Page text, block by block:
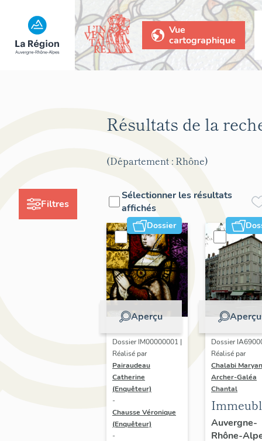
Vue
cartographique
Filtres
Résultats de la
(Département : Rhône)
Sélectionner les résultats
affichés
Dossier
Aperçu
Dossier IM00000001 |
Réalisé par
Pairaudeau
Catherine
(Enquêteur)
-
Chausse Véronique
(Enquêteur)
-
Aperçu
Dossier
Réalisé par
Chalabi
Archer-Galéa
Chantal
Auvergne-
Rhône-